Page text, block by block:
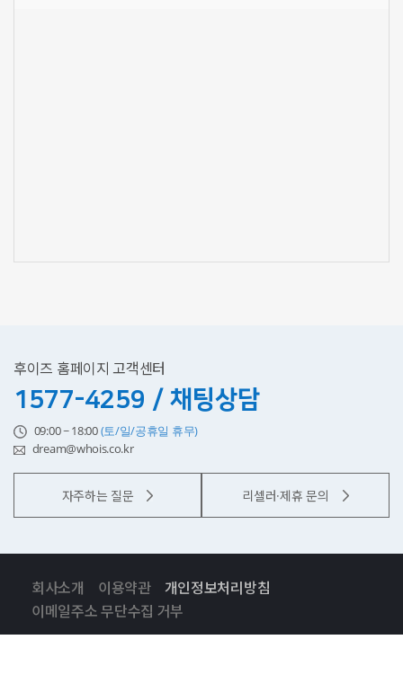
후이즈 홈페이지 고객센터
1577-4259 / 채팅상담
09:00 ~ 18:00(토/일/공휴일 휴무)
dream@whois.co.kr
자주하는 질문 리셀러·제휴 문의
회사소개 이용약관
개인정보처리방침
이메일주소 무단수집 거부